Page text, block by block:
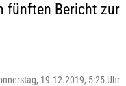
fünften Bericht zur
19.12.2019, 5:25 Uhr